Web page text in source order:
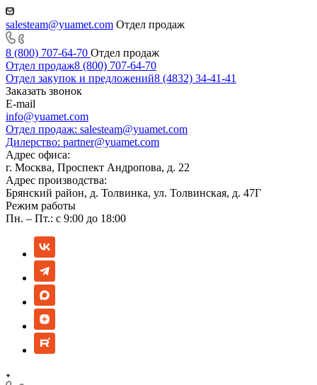
salesteam@yuamet.com Отдел продаж
8 (800) 707-64-70 Отдел продаж
Отдел продаж8 (800) 707-64-70
Отдел закупок и предложений8 (4832) 34-41-41
Заказать звонок
E-mail
info@yuamet.com
Отдел продаж: salesteam@yuamet.com
Дилерство: partner@yuamet.com
Адрес офиса:
г. Москва, Проспект Андропова, д. 22
Адрес производства:
Брянский район, д. Толвинка, ул. Толвинская, д. 47Г
Режим работы
Пн. – Пт.: с 9:00 до 18:00